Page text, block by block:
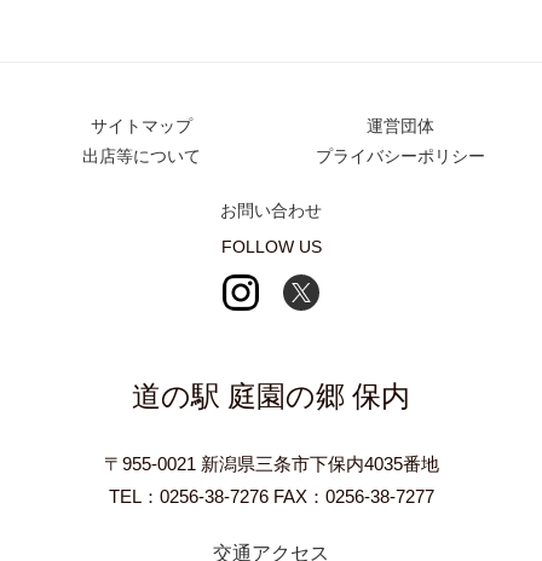
サイトマップ
運営団体
出店等について
プライバシーポリシー
お問い合わせ
FOLLOW US
道の駅 庭園の郷 保内
〒955-0021 新潟県三条市下保内4035番地
TEL：0256-38-7276 FAX：0256-38-7277
交通アクセス